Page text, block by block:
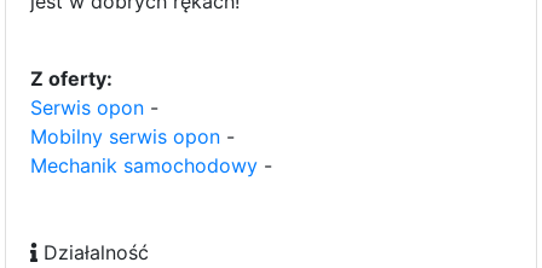
Z oferty:
Serwis opon -
Mobilny serwis opon -
Mechanik samochodowy -
Działalność